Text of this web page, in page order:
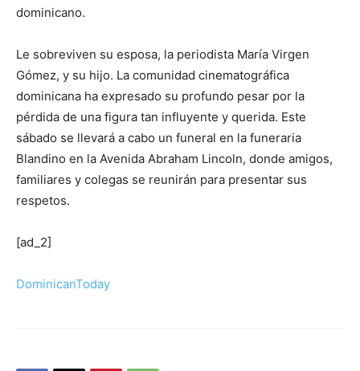
dominicano.
Le sobreviven su esposa, la periodista María Virgen
Gómez, y su hijo. La comunidad cinematográfica
dominicana ha expresado su profundo pesar por la
pérdida de una figura tan influyente y querida. Este
sábado se llevará a cabo un funeral en la funeraria
Blandino en la Avenida Abraham Lincoln, donde amigos,
familiares y colegas se reunirán para presentar sus
respetos.
[ad_2]
DominicanToday